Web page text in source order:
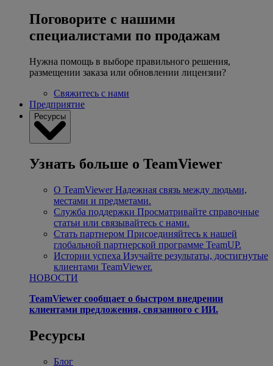
Поговорите с нашими
специалистами по продажам
Нужна помощь в выборе правильного решения,
размещении заказа или обновлении лицензии?
Свяжитесь с нами
Предприятие
Ресурсы
Узнать больше о TeamViewer
О TeamViewer Надежная связь между людьми,
местами и предметами.
Служба поддержки Просматривайте справочные
статьи или связывайтесь с нами.
Стать партнером Присоединяйтесь к нашей
глобальной партнерской программе TeamUP.
Истории успеха Изучайте результаты, достигнутые
клиентами TeamViewer.
НОВОСТИ
TeamViewer сообщает о быстром внедрении
клиентами предложения, связанного с ИИ.
Ресурсы
Блог